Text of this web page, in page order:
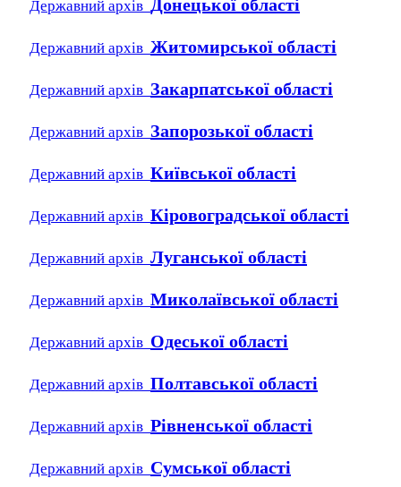
Державний архів Донецької області
Державний архів Житомирської області
Державний архів Закарпатської області
Державний архів Запорозької області
Державний архів Київської області
Державний архів Кіровоградської області
Державний архів Луганської області
Державний архів Миколаївської області
Державний архів Одеської області
Державний архів Полтавської області
Державний архів Рівненської області
Державний архів Сумської області